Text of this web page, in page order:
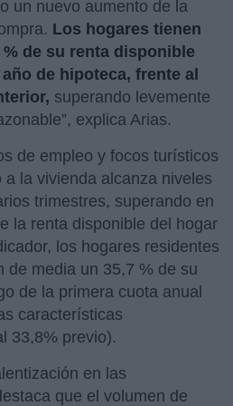
un nuevo aumento de la
Los hogares tienen
de su renta disponible
de hipoteca, frente al
superando levemente
explica Arias.
de empleo y focos turísticos
la vivienda alcanza niveles
trimestres, superando en
la renta disponible del hogar
los hogares residentes
de media un 35,7 % de su
de la primera cuota anual
características
33,8% previo).
en las
que el volumen de